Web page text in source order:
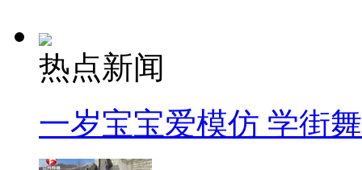
热点新闻
一岁宝宝爱模仿 学街